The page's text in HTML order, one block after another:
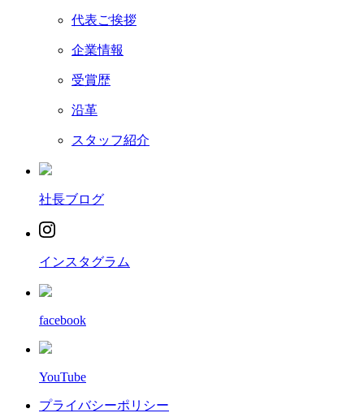
代表ご挨拶
企業情報
受賞歴
沿革
スタッフ紹介
社長ブログ
インスタグラム
facebook
YouTube
プライバシーポリシー